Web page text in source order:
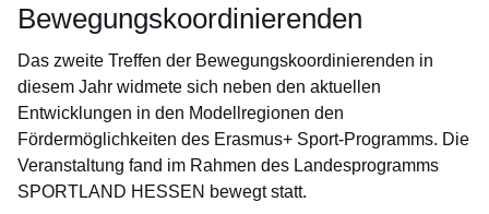
Bewegungskoordinierenden
Das zweite Treffen der Bewegungskoordinierenden in
diesem Jahr widmete sich neben den aktuellen
Entwicklungen in den Modellregionen den
Fördermöglichkeiten des Erasmus+ Sport-Programms. Die
Veranstaltung fand im Rahmen des Landesprogramms
SPORTLAND HESSEN bewegt statt.